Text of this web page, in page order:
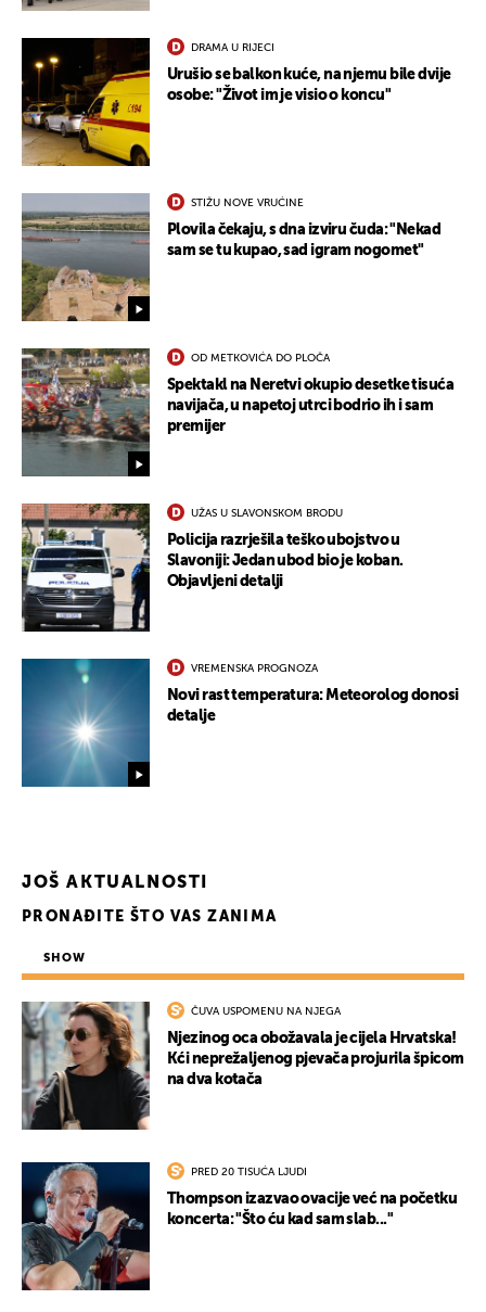
DRAMA U RIJECI
Urušio se balkon kuće, na njemu bile dvije
osobe: "Život im je visio o koncu"
STIŽU NOVE VRUĆINE
Plovila čekaju, s dna izviru čuda: "Nekad
sam se tu kupao, sad igram nogomet"
OD METKOVIĆA DO PLOČA
Spektakl na Neretvi okupio desetke tisuća
navijača, u napetoj utrci bodrio ih i sam
premijer
UŽAS U SLAVONSKOM BRODU
Policija razrješila teško ubojstvo u
Slavoniji: Jedan ubod bio je koban.
Objavljeni detalji
VREMENSKA PROGNOZA
Novi rast temperatura: Meteorolog donosi
detalje
JOŠ AKTUALNOSTI
PRONAĐITE ŠTO VAS ZANIMA
SHOW
ČUVA USPOMENU NA NJEGA
Njezinog oca obožavala je cijela Hrvatska!
Kći neprežaljenog pjevača projurila špicom
na dva kotača
PRED 20 TISUĆA LJUDI
Thompson izazvao ovacije već na početku
koncerta: "Što ću kad sam slab..."
UKLJUČITE NOTIFIKACIJE